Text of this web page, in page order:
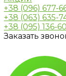
+38 (096) 677-
+38 (063) 635-
+38 (095) 136-
Заказать